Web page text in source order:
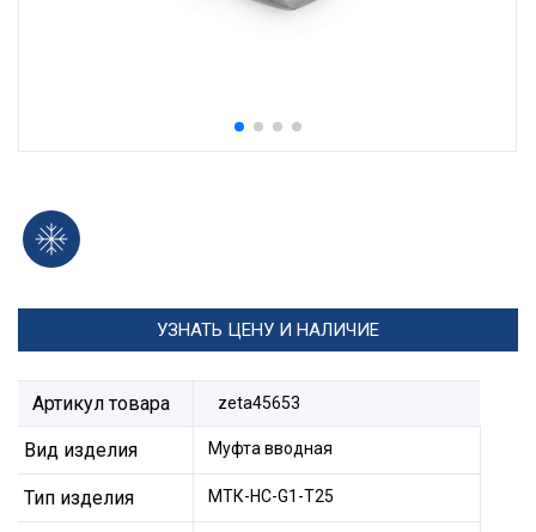
УЗНАТЬ ЦЕНУ И НАЛИЧИЕ
Артикул товара zeta45653
Вид изделия Муфта вводная
Тип изделия МТК-НС-G1-Т25